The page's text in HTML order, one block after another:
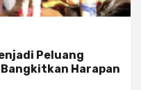
Peluang
Bangkitkan Harapan